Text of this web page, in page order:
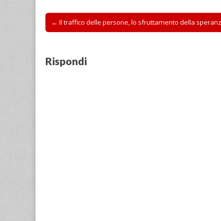
Post
navigation
← Il traffico delle persone, lo sfruttamento della
Rispondi